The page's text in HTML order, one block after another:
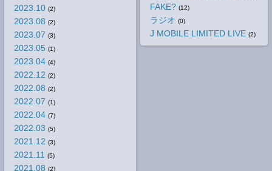
2023.10 (2)
2023.08 (2)
2023.07 (3)
2023.05 (1)
2023.04 (4)
2022.12 (2)
2022.08 (2)
2022.07 (1)
2022.04 (7)
2022.03 (5)
2021.12 (3)
2021.11 (5)
2021.08 (2)
FAKE? (12)
ラジオ (0)
J MOBILE LIMITED LIVE (2)